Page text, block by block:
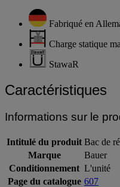
Fabriqué en
Charge statique
StawaR
Caractéristiques
Informations sur le
Intitulé du produit Bac de
Marque
Bauer
Conditionnement L'unité
Page du catalogue 607